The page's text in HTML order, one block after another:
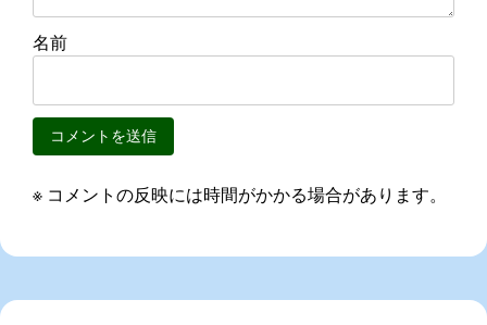
名前
※ コメントの反映には時間がかかる場合があります。